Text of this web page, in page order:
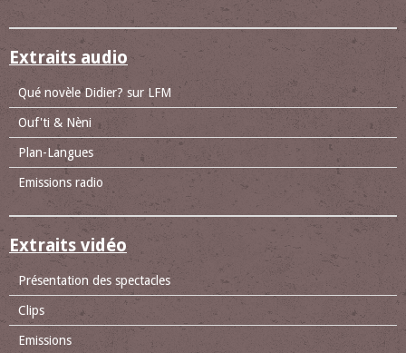
Extraits audio
Qué novèle Didier? sur LFM
Ouf'ti & Nèni
Plan-Langues
Emissions radio
Extraits vidéo
Présentation des spectacles
Clips
Emissions